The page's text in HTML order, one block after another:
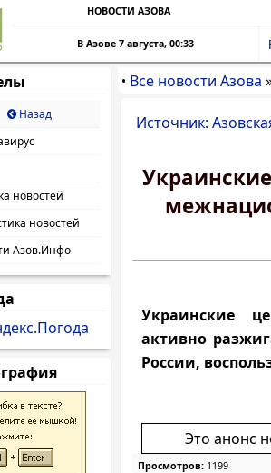
НОВОСТИ АЗОВА
В Азове 7 августа, 00:33
Назад
новостей
новостей
Азов.Инфо
• Все новости Азова
Источник:
Украинские
активно
России,
Это анонс
Просмотров: 1199